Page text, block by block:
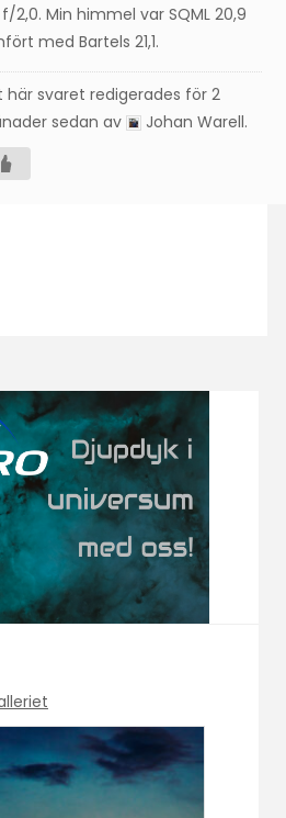
2,0. Min himmel var SQML 20,9
med Bartels 21,1.
här svaret redigerades för 2
sedan av
Johan Warell.